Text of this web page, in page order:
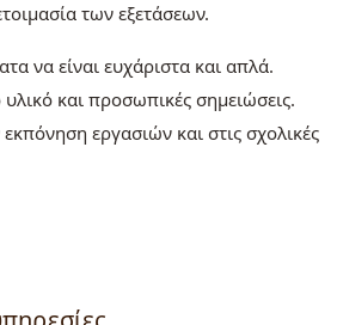
των εξετάσεων.
να είναι ευχάριστα και απλά.
και προσωπικές σημειώσεις.
εργασιών και στις σχολικές